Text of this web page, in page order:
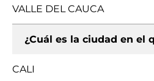
VALLE DEL CAUCA
¿Cuál es la ciudad en el
CALI